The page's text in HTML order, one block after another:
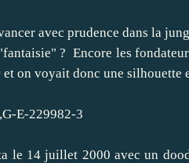
avec prudence dans la
? Encore les
et on voyait donc une silhouette
le 14 juillet 2000 avec un